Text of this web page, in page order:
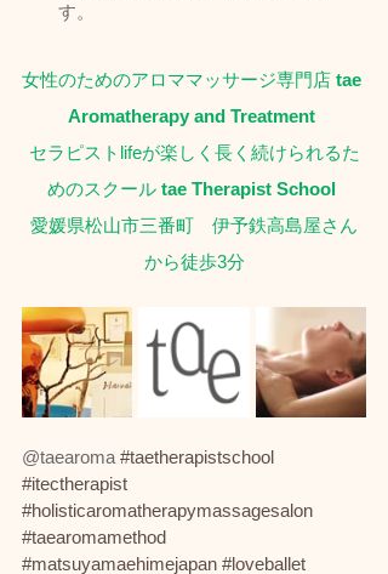
す。
女性のためのアロママッサージ専門店 tae
Aromatherapy and Treatment
セラピストlifeが楽しく長く続けられるた
めのスクール tae Therapist School
愛媛県松山市三番町　伊予鉄高島屋さん
から徒歩3分
@taearoma #taetherapistschool
#itectherapist
#holisticaromatherapymassagesalon
#taearomamethod
#matsuyamaehimejapan #loveballet